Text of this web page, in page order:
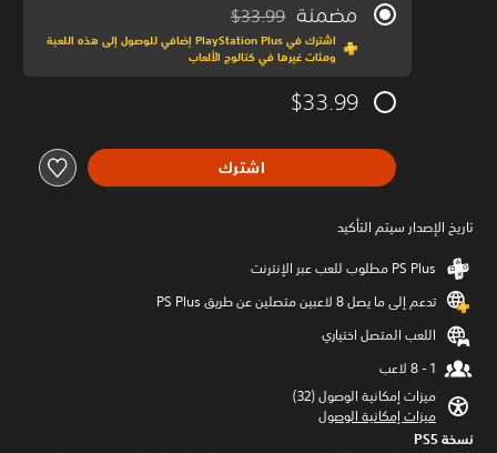
مضمنة مخصوم من السعر الأصلي البالغ $33.99‏
$33.99
اشترك في PlayStation Plus إضافي للوصول إلى هذه اللعبة
ومئات غيرها في كتالوج الألعاب
$33.99
اشترك
تاريخ الإصدار سيتم التأكيد
تدعم إلى ما يصل 8 لاعبين متصلين عن طريق PS Plus‏
اللعب المتصل اختياري
ميزات إمكانية الوصول (32)‏
ميزات إمكانية الوصول
نسخة PS5‏